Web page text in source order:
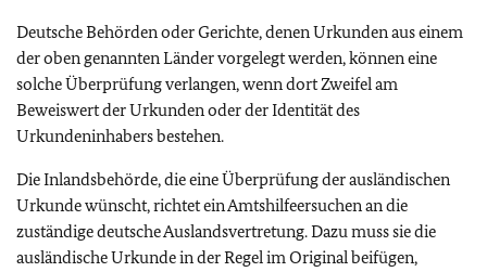
Deutsche Behörden oder Gerichte, denen Urkunden aus einem
der oben genannten Länder vorgelegt werden, können eine
solche Überprüfung verlangen, wenn dort Zweifel am
Beweiswert der Urkunden oder der Identität des
Urkundeninhabers bestehen.
Die Inlandsbehörde, die eine Überprüfung der ausländischen
Urkunde wünscht, richtet ein Amtshilfeersuchen an die
zuständige deutsche Auslandsvertretung. Dazu muss sie die
ausländische Urkunde in der Regel im Original beifügen,